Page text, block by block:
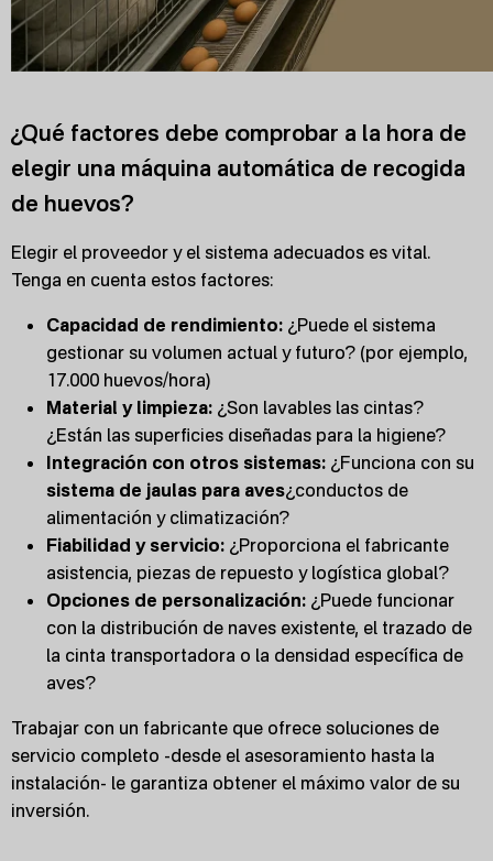
¿Qué factores debe comprobar a la hora de
elegir una máquina automática de recogida
de huevos?
Elegir el proveedor y el sistema adecuados es vital.
Tenga en cuenta estos factores:
Capacidad de rendimiento: ¿Puede el sistema
gestionar su volumen actual y futuro? (por ejemplo,
17.000 huevos/hora)
Material y limpieza: ¿Son lavables las cintas?
¿Están las superficies diseñadas para la higiene?
Integración con otros sistemas: ¿Funciona con su
sistema de jaulas para aves¿conductos de
alimentación y climatización?
Fiabilidad y servicio: ¿Proporciona el fabricante
asistencia, piezas de repuesto y logística global?
Opciones de personalización: ¿Puede funcionar
con la distribución de naves existente, el trazado de
la cinta transportadora o la densidad específica de
aves?
Trabajar con un fabricante que ofrece soluciones de
servicio completo -desde el asesoramiento hasta la
instalación- le garantiza obtener el máximo valor de su
inversión.